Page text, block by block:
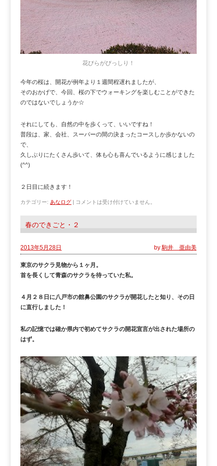
花びらがびっしり！
今年の桜は、開花が例年より１週間程遅れましたが、
そのおかげで、今回、桜の下でウォーキングを楽しむことができた
のではないでしょうか☆
それにしても、自然の中を歩くって、いいですね！
普段は、家、会社、スーパーの間の決まったコースしか歩かないの
で、
久しぶりにたくさん歩いて、体も心も喜んでいるように感じました
(^^)
２日目に続きます！
カテゴリー: あなログ | コメントは受け付けていません。
春のできごと・２
2013年5月28日 by駒井 亜由美
東京のサクラ見物から１ヶ月。
首を長くして青森のサクラを待っていた私。
４月２８日に八戸市の館鼻公園のサクラが開花したと知り 、その日
に直行しました！
私の記憶では確か県内で初めてサクラの開花宣言が出された場所の
はず。